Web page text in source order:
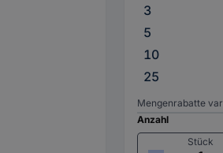
3
5
10
25
Mengenrabatte
Anzahl
Stück